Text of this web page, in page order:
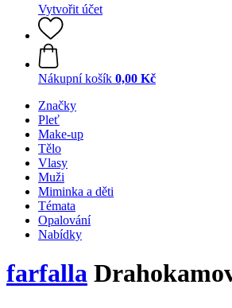
Vytvořit účet
Nákupní košík 0,00 Kč
Značky
Pleť
Make-up
Tělo
Vlasy
Muži
Miminka a děti
Témata
Opalování
Nabídky
farfalla